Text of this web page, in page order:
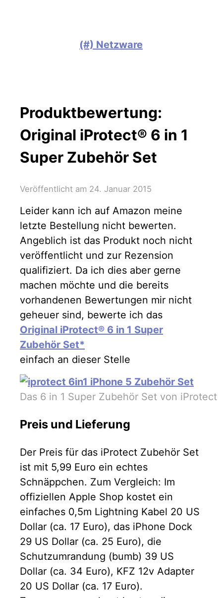
(#) Netzware
Produktbewertung:
Original iProtect® 6 in 1
Super Zubehör Set
Veröffentlicht am 24. Januar 2015
Leider kann ich auf Amazon meine
letzte Bestellung nicht bewerten.
Angeblich ist das Produkt noch nicht
veröffentlicht und zur Rezension
qualifiziert. Da ich dies aber gerne
machen möchte und die bereits
vorhandenen Bewertungen mir nicht
geheuer sind, bewerte ich das
Original iProtect® 6 in 1 Super
Zubehör Set*
einfach an dieser Stelle
Das 6 in 1 Super Zubehör Set von iProtect
Preis und Lieferung
Der Preis für das iProtect Zubehör Set
ist mit 5,99 Euro ein echtes
Schnäppchen. Zum Vergleich: Im
offiziellen Apple Shop kostet ein
einfaches 0,5m Lightning Kabel 20 US
Dollar (ca. 17 Euro), das iPhone Dock
29 US Dollar (ca. 25 Euro), die
Schutzumrandung (bumb) 39 US
Dollar (ca. 34 Euro), KFZ 12v Adapter
20 US Dollar (ca. 17 Euro).